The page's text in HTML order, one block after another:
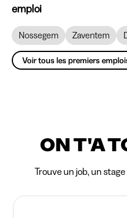
emploi
Nossegem Zaventem
Voir tous les premiers
ON T'A
Trouve un job, un